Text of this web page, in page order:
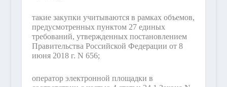
такие закупки учитываются в рамках объемов,
предусмотренных пунктом 27 единых
требований, утвержденных постановлением
Правительства Российской Федерации от 8
июня 2018 г. N 656;
оператор электронной площадки в